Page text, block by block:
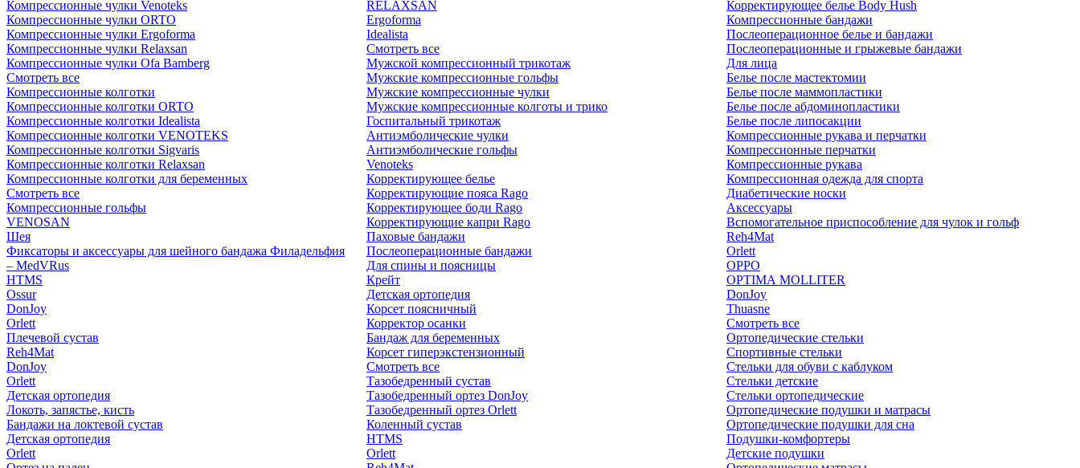
Компрессионные чулки Venoteks
Компрессионные чулки ORTO
Компрессионные чулки Ergoforma
Компрессионные чулки Relaxsan
Компрессионные чулки Ofa Bamberg
Смотреть все
Компрессионные колготки
Компрессионные колготки ORTO
Компрессионные колготки Idealista
Компрессионные колготки VENOTEKS
Компрессионные колготки Sigvaris
Компрессионные колготки Relaxsan
Компрессионные колготки для беременных
Смотреть все
Компрессионные гольфы
VENOSAN
RELAXSAN
Ergoforma
Idealista
Смотреть все
Мужской компрессионный трикотаж
Мужские компрессионные гольфы
Мужские компрессионные чулки
Мужские компрессионные колготы и трико
Госпитальный трикотаж
Антиэмболические чулки
Антиэмболические гольфы
Venoteks
Корректирующее белье
Корректирующие пояса Rago
Корректирующее боди Rago
Корректирующие капри Rago
Корректирующее белье Body Hush
Компрессионные бандажи
Послеоперационное белье и бандажи
Послеоперационные и грыжевые бандажи
Для лица
Белье после мастектомии
Белье после маммопластики
Белье после абдоминопластики
Белье после липосакции
Компрессионные рукава и перчатки
Компрессионные перчатки
Компрессионные рукава
Компрессионная одежда для спорта
Диабетические носки
Аксессуары
Вспомогательное приспособление для чулок и гольф
Шея
Фиксаторы и аксессуары для шейного бандажа Филадельфия
– MedVRus
HTMS
Ossur
DonJoy
Orlett
Плечевой сустав
Reh4Mat
DonJoy
Orlett
Детская ортопедия
Локоть, запястье, кисть
Бандажи на локтевой сустав
Детская ортопедия
Orlett
Паховые бандажи
Послеоперационные бандажи
Для спины и поясницы
Крейт
Детская ортопедия
Корсет поясничный
Корректор осанки
Бандаж для беременных
Корсет гиперэкстензионный
Смотреть все
Тазобедренный сустав
Тазобедренный ортез DonJoy
Тазобедренный ортез Orlett
Коленный сустав
HTMS
Orlett
Reh4Mat
Orlett
OPPO
OPTIMA MOLLITER
DonJoy
Thuasne
Смотреть все
Ортопедические стельки
Спортивные стельки
Стельки для обуви с каблуком
Стельки детские
Стельки ортопедические
Ортопедические подушки и матрасы
Ортопедические подушки для сна
Подушки-комфортеры
Детские подушки